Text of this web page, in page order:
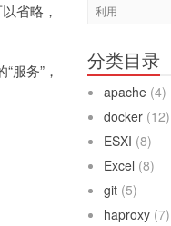
省略，
服务”，
利用
分类目录
apache (4)
docker (12)
ESXI (8)
Excel (8)
git (5)
haproxy (7)